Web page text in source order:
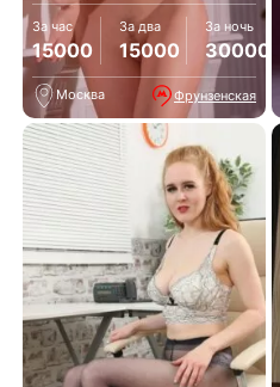
За час
15000
За два
15000
За ночь
30000
Москва Фрунзенская